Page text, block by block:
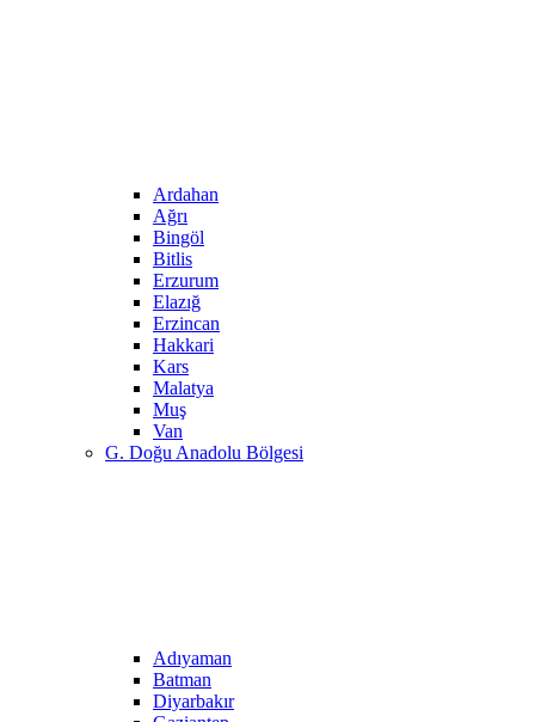
Ardahan
Ağrı
Bingöl
Bitlis
Erzurum
Elazığ
Erzincan
Hakkari
Kars
Malatya
Muş
Van
G. Doğu Anadolu Bölgesi
Adıyaman
Batman
Diyarbakır